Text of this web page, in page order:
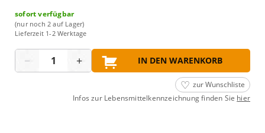
sofort verfügbar
(nur noch 2 auf Lager)
Lieferzeit 1-2 Werktage
− + IN DEN WARENKORB
zur Wunschliste
Infos zur Lebensmittelkennzeichnung finden Sie hier